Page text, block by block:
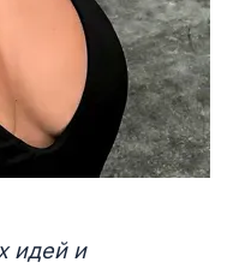
идей и